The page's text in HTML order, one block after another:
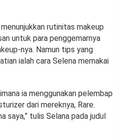
rutinitas makeup
untuk para penggemarnya
nya. Namun tips yang
ialah cara Selena memakai
ia menggunakan pelembap
dari mereknya, Rare.
saya,” tulis Selana pada judul